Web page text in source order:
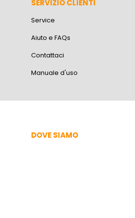
SERVIZIO CLIENTI
Service
Aiuto e FAQs
Contattaci
Manuale d'uso
DOVE SIAMO